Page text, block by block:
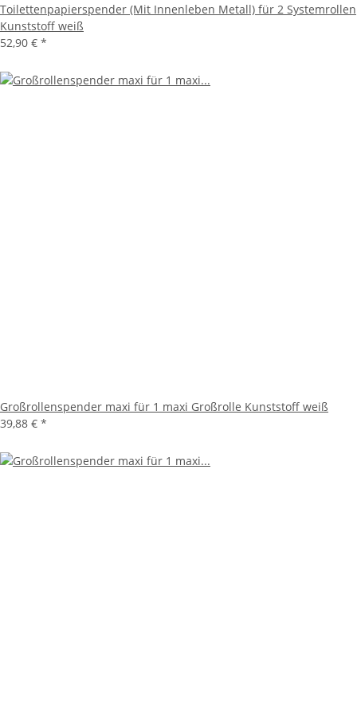
Toilettenpapierspender (Mit Innenleben Metall) für 2 Systemrollen
Kunststoff weiß
52,90 € *
Großrollenspender maxi für 1 maxi Großrolle Kunststoff weiß
39,88 € *